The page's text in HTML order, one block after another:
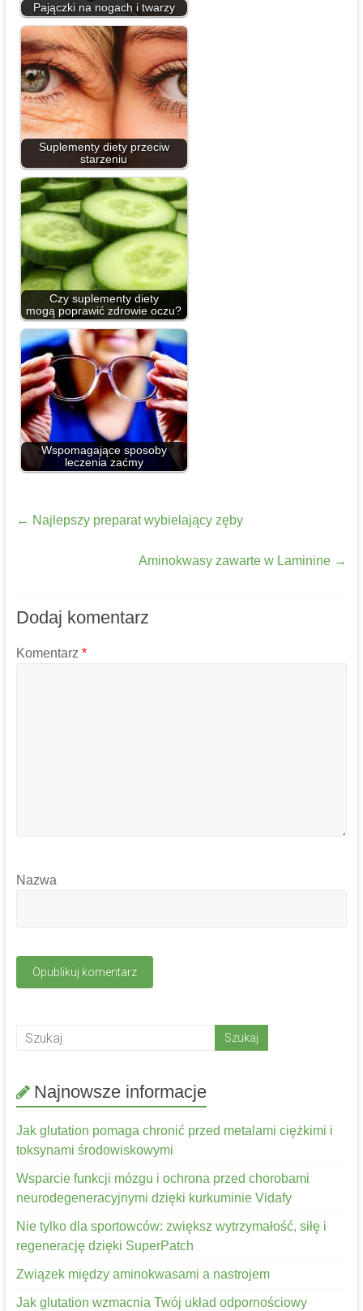
Pajączki na nogach i twarzy
Suplementy diety przeciw
starzeniu
Czy suplementy diety
mogą poprawić zdrowie oczu?
Wspomagające sposoby
leczenia zaćmy
← Najlepszy preparat wybielający zęby
Aminokwasy zawarte w Laminine →
Dodaj komentarz
Komentarz *
Nazwa
Najnowsze informacje
Jak glutation pomaga chronić przed metalami ciężkimi i
toksynami środowiskowymi
Wsparcie funkcji mózgu i ochrona przed chorobami
neurodegeneracyjnymi dzięki kurkuminie Vidafy
Nie tylko dla sportowców: zwiększ wytrzymałość, siłę i
regenerację dzięki SuperPatch
Związek między aminokwasami a nastrojem
Jak glutation wzmacnia Twój układ odpornościowy